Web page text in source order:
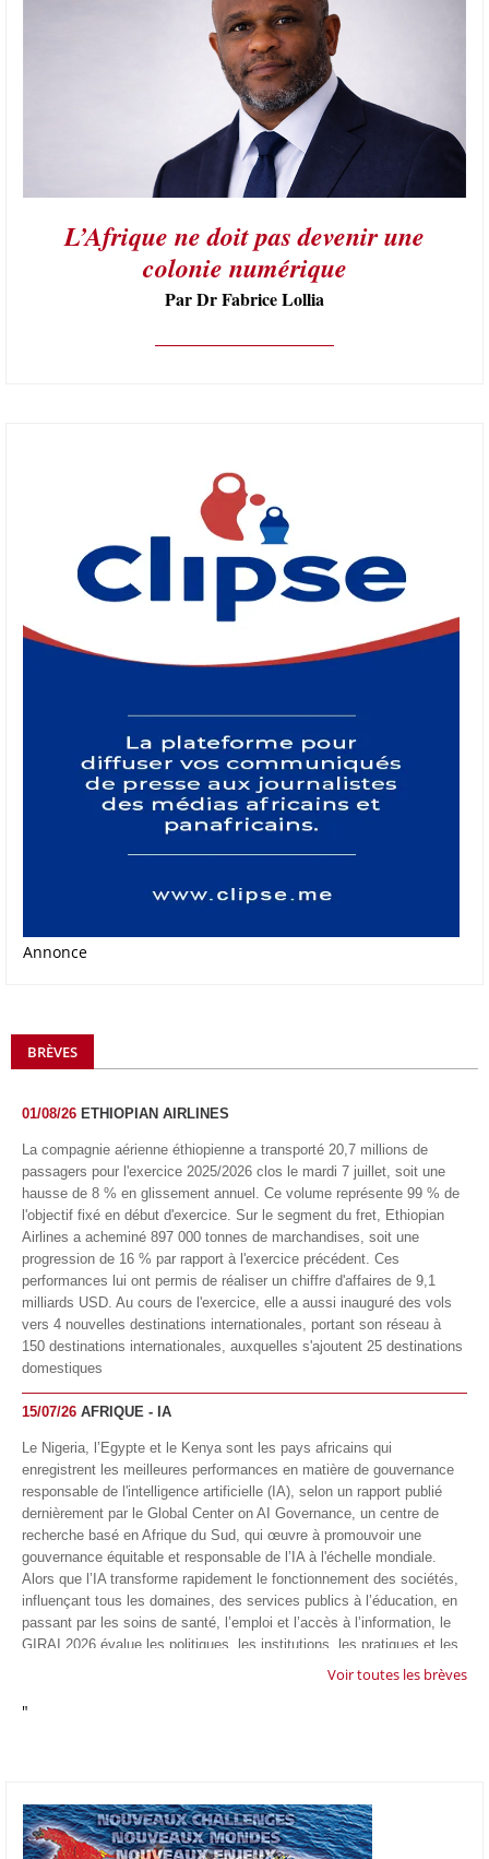
L’Afrique ne doit pas devenir une
colonie numérique
Par Dr Fabrice Lollia
Annonce
BRÈVES
01/08/26 ETHIOPIAN AIRLINES
La compagnie aérienne éthiopienne a transporté 20,7 millions de
passagers pour l'exercice 2025/2026 clos le mardi 7 juillet, soit une
hausse de 8 % en glissement annuel. Ce volume représente 99 % de
l'objectif fixé en début d'exercice. Sur le segment du fret, Ethiopian
Airlines a acheminé 897 000 tonnes de marchandises, soit une
progression de 16 % par rapport à l'exercice précédent. Ces
performances lui ont permis de réaliser un chiffre d'affaires de 9,1
milliards USD. Au cours de l'exercice, elle a aussi inauguré des vols
vers 4 nouvelles destinations internationales, portant son réseau à
150 destinations internationales, auxquelles s'ajoutent 25 destinations
domestiques
15/07/26 AFRIQUE - IA
Le Nigeria, l’Egypte et le Kenya sont les pays africains qui
enregistrent les meilleures performances en matière de gouvernance
responsable de l'intelligence artificielle (IA), selon un rapport publié
dernièrement par le Global Center on AI Governance, un centre de
recherche basé en Afrique du Sud, qui œuvre à promouvoir une
gouvernance équitable et responsable de l’IA à l'échelle mondiale.
Alors que l’IA transforme rapidement le fonctionnement des sociétés,
influençant tous les domaines, des services publics à l’éducation, en
passant par les soins de santé, l’emploi et l’accès à l’information, le
GIRAI 2026 évalue les politiques, les institutions, les pratiques et les
conditions générales de gouvernance qui favorisent un déploiement
technologie.
appliquée d'Afrique à À Accra, au Ghana. L'annonce a été faite
mercredi 1er juillet lors du premier Google Cloud Summit du groupe
Voir toutes les brèves
"